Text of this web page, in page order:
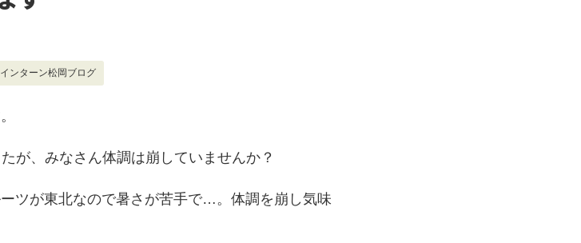
インターン松岡ブログ
が、みなさん体調は崩していませんか？
ツが東北なので暑さが苦手で…。体調を崩し気味